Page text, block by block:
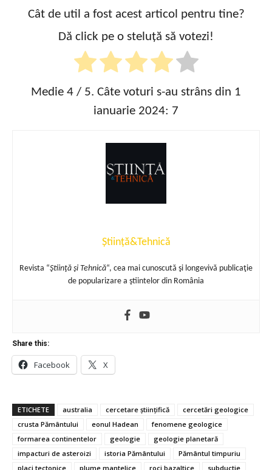
Cât de util a fost acest articol pentru tine?
Dă click pe o steluță să votezi!
Medie 4 / 5. Câte voturi s-au strâns din 1
ianuarie 2024: 7
Știință&Tehnică
Revista “Ştiinţă şi Tehnică“, cea mai cunoscută şi longevivă publicaţie
de popularizare a ştiintelor din România
Share this:
Facebook X
ETICHETE australia cercetare științifică
cercetări geologice
crusta Pământului
eonul Hadean
fenomene geologice
formarea continentelor
geologie
geologie planetară
impacturi de asteroizi
istoria Pământului
Pământul timpuriu
placi tectonice
plume mantelice roci bazaltice
subductie